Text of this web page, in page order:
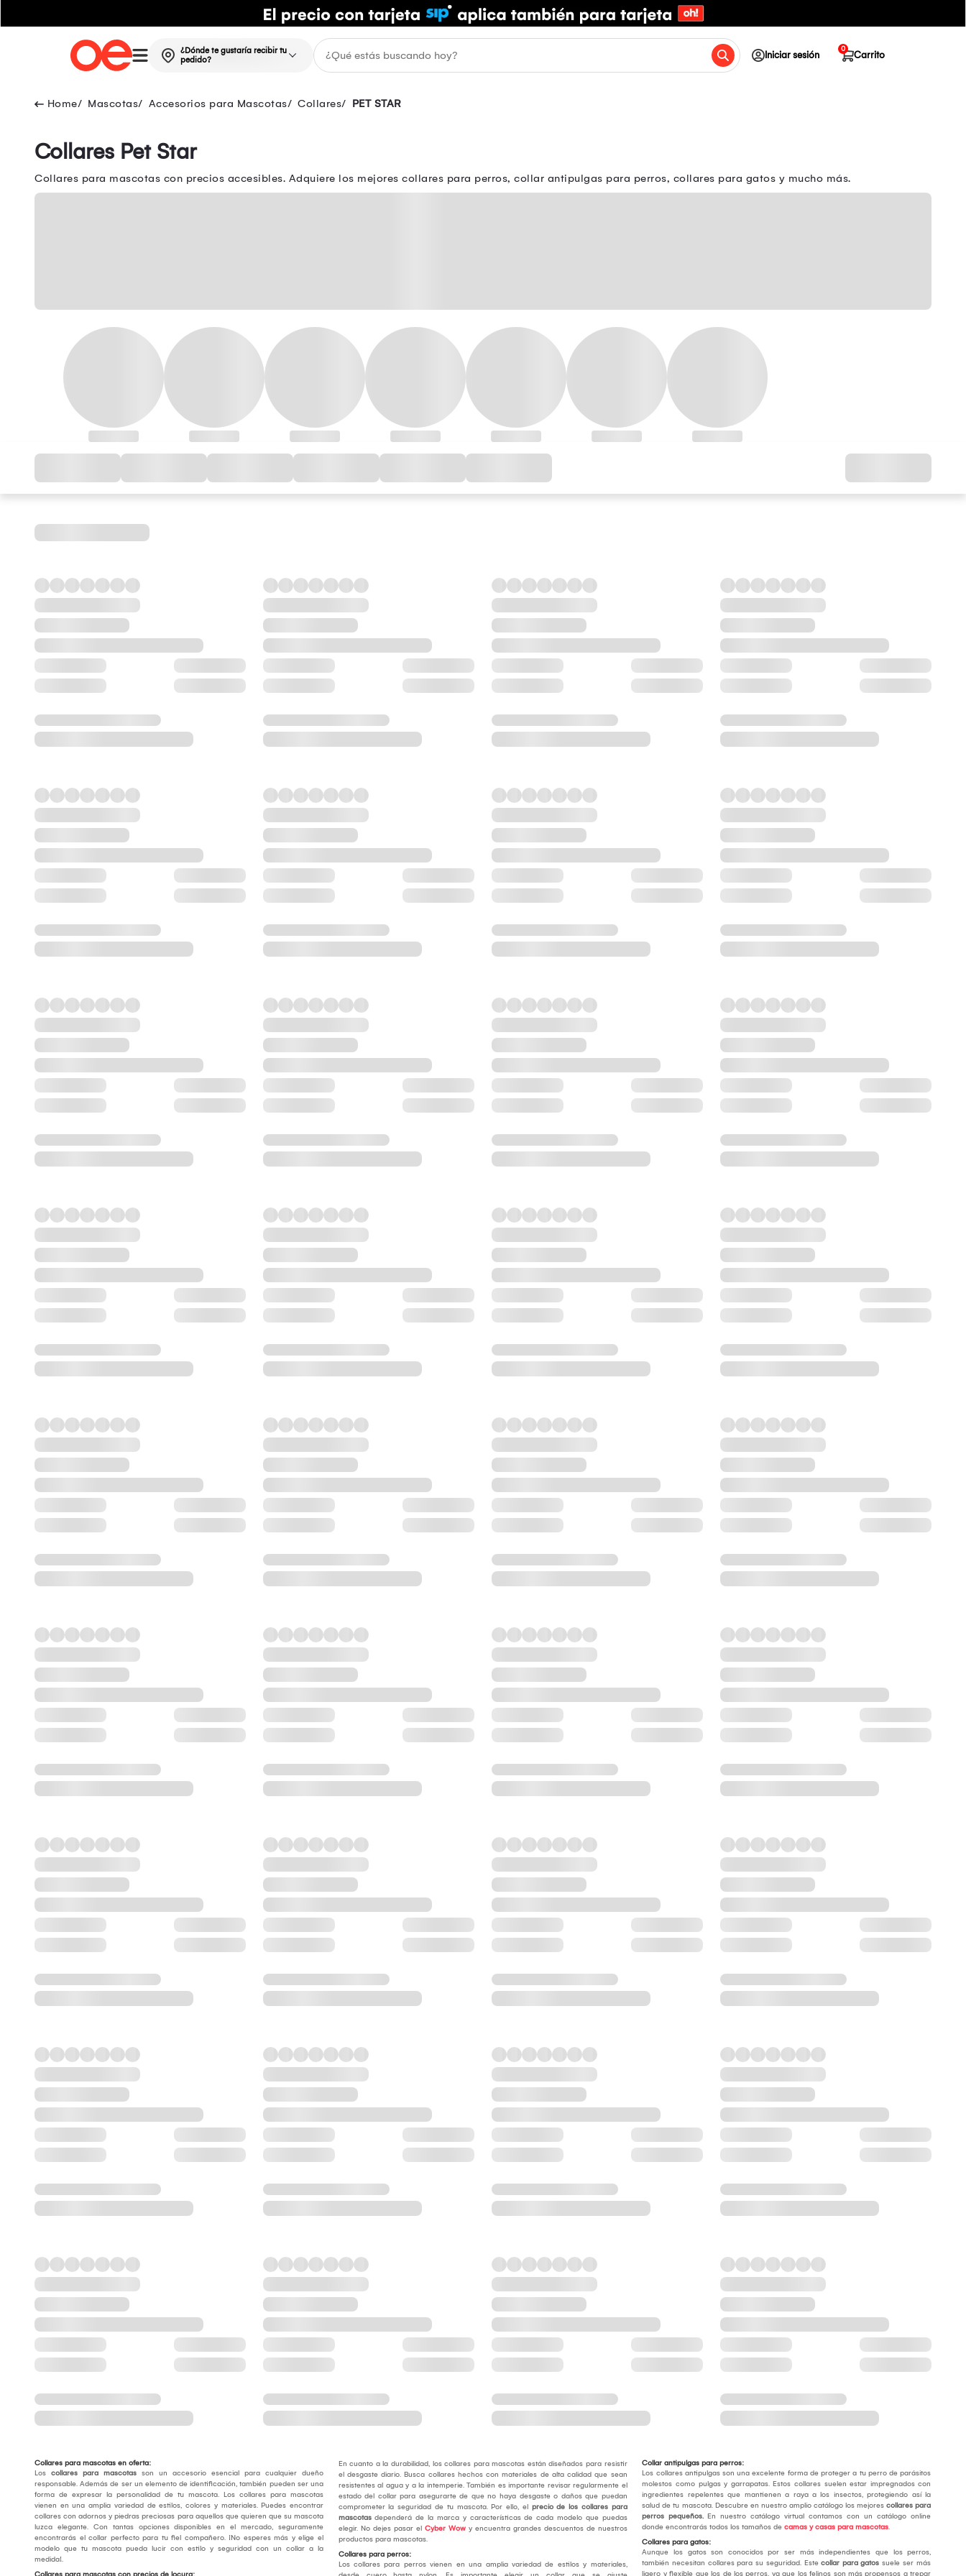
¿Dónde te gustaría recibir tu
pedido?
Iniciar sesión Carrito
0
Mascotas Accesorios para Mascotas Collares PET STAR
Collares Pet Star
Collares para mascotas con precios accesibles. Adquiere los mejores collares para perros, collar antipulgas para perros, collares para gatos y mucho más.
Collares para mascotas en oferta:
Los collares para mascotas son un accesorio esencial para cualquier dueño
responsable. Además de ser un elemento de identificación, también pueden ser una
forma de expresar la personalidad de tu mascota. Los collares para mascotas
vienen en una amplia variedad de estilos, colores y materiales. Puedes encontrar
collares con adornos y piedras preciosas para aquellos que quieren que su mascota
luzca elegante. Con tantas opciones disponibles en el mercado, seguramente
encontrarás el collar perfecto para tu fiel compañero. ¡No esperes más y elige el
modelo que tu mascota pueda lucir con estilo y seguridad con un collar a la
medida!.
En cuanto a la durabilidad, los collares para mascotas están diseñados para resistir
el desgaste diario. Busca collares hechos con materiales de alta calidad que sean
resistentes al agua y a la intemperie. También es importante revisar regularmente el
estado del collar para asegurarte de que no haya desgaste o daños que puedan
comprometer la seguridad de tu mascota. Por ello, el precio de los collares para
mascotasdependerá de la marca y características de cada modelo que puedas
elegir. No dejes pasar el Cyber Wowy encuentra grandes descuentos de nuestros
productos para mascotas.
Collares para perros:
Los collares para perros vienen en una amplia variedad de estilos y materiales,
Collar antipulgas para perros:
Los collares antipulgas son una excelente forma de proteger a tu perro de parásitos
molestos como pulgas y garrapatas. Estos collares suelen estar impregnados con
ingredientes repelentes que mantienen a raya a los insectos, protegiendo así la
salud de tu mascota. Descubre en nuestro amplio catálogo los mejorescollares para
perros pequeños. En nuestro catálogo virtual contamos con un catálogo online
donde encontrarás todos los tamaños decamas y casas para mascotas.
Collares para gatos:
Aunque los gatos son conocidos por ser más independientes que los perros,
también necesitan collares para su seguridad. Estecollar para gatos suele ser más
ligero y flexible que los de los perros, ya que los felinos son más propensos a trepar